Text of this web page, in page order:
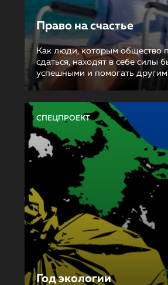
Право на счастье
Как люди, которым общество
сдаться, находят в себе силы
успешными и помогать
СПЕЦПРОЕКТ
Год экологии